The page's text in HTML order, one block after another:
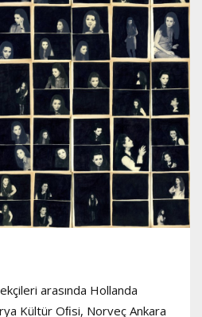
arasında Hollanda
Kültür Oﬁsi, Norveç Ankara